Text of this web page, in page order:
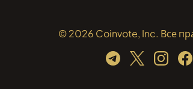
© 2026 Coinvote, Inc. Все